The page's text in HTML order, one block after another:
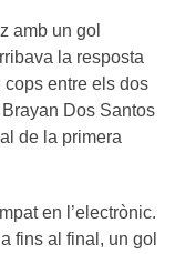
amb un gol
la resposta
cops entre els dos
Dos Santos
de la primera
en l’electrònic.
fins al final, un gol